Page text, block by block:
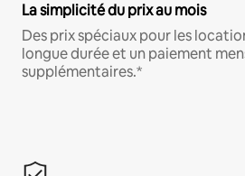
La simplicité du prix au mois
Des prix spéciaux pour les
longue durée et un paiement
supplémentaires.*